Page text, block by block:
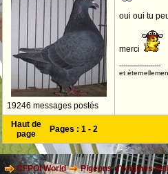
19246 messages postés
oui oui tu
merci
--------------------
et
Haut de
page
Pages : 1 - 2
CFPOI World Pigeons d'origines